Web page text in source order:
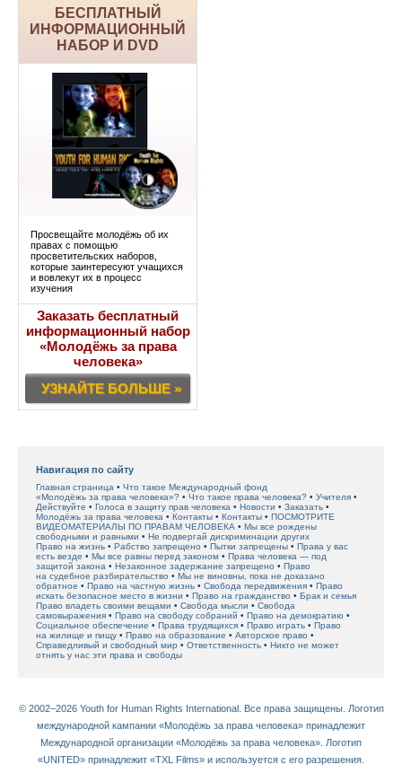
БЕСПЛАТНЫЙ
ИНФОРМАЦИОННЫЙ
НАБОР И DVD
Просвещайте молодёжь об их
правах с помощью
просветительских наборов,
которые заинтересуют учащихся
и вовлекут их в процесс
изучения
Заказать бесплатный
информационный набор
«Молодёжь за права
человека»
УЗНАЙТЕ БОЛЬШЕ »
Навигация по сайту
Главная страница
Что такое Международный фонд
«Молодёжь за права человека»?
Что такое права человека?
Учителя
Действуйте
Голоса в защиту прав человека Новости
Заказать
Молодёжь за права человека
Контакты Контакты
ПОСМОТРИТЕ
ВИДЕОМАТЕРИАЛЫ ПО ПРАВАМ ЧЕЛОВЕКА
Мы все рождены
свободными и равными
Не подвергай дискриминации других
Право на жизнь
Рабство запрещено Пытки запрещены
Права у вас
есть везде
Мы все равны перед законом
Права человека — под
защитой закона
Незаконное задержание запрещено
Право
на судебное разбирательство
Мы не виновны, пока не доказано
обратное
Право на частную жизнь Свобода передвижения
Право
искать безопасное место в жизни
Право на гражданство
Брак и семья
Право владеть своими вещами
Свобода мысли
Свобода
самовыражения
Право на свободу собраний
Право на демократию
Социальное обеспечение
Права трудящихся Право играть
Право
на жилище и пищу
Право на образование
Авторское право
Справедливый и свободный мир
Ответственность
Никто не может
отнять у нас эти права и свободы
© 2002–2026 Youth for Human Rights International. Все права защищены. Логотип
международной кампании «Молодёжь за права человека» принадлежит
Международной организации «Молодёжь за права человека». Логотип
«UNITED» принадлежит «TXL Films» и используется с его разрешения.